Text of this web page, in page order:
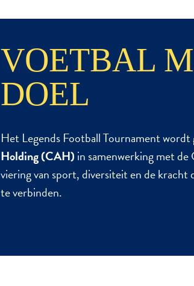
VOETBAL
DOEL
Het Legends Football Tournament
Holding (CAH) in samenwerking met de
viering van sport, diversiteit en de
te verbinden.